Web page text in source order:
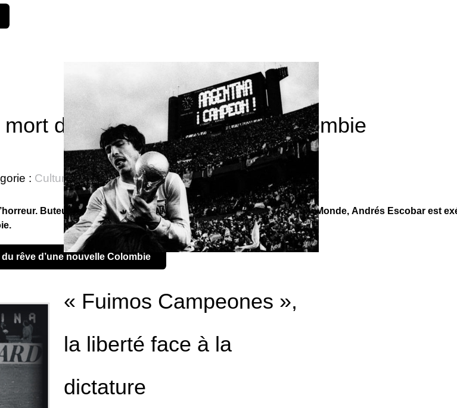
du rêve d’une nouvelle Colombie
: Culture foot Publié le : 2 Juillet 2025
Buteur malheureux d’un match perdu d’avance en Coupe du Monde, Andrés Escobar est
rêve d’une nouvelle Colombie
« Fuimos Campeones »,
la liberté face à la
dictature